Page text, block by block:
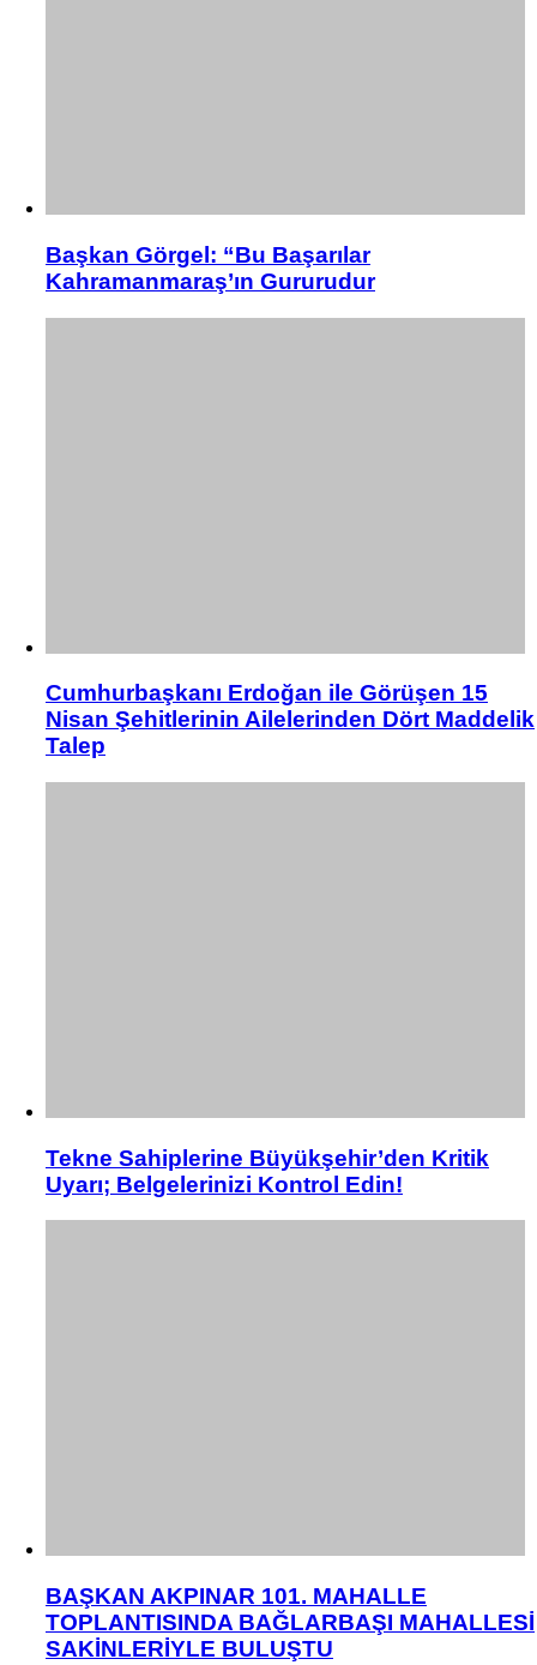
Başkan Görgel: “Bu Başarılar
Kahramanmaraş’ın Gururudur
Cumhurbaşkanı Erdoğan ile Görüşen 15
Nisan Şehitlerinin Ailelerinden Dört Maddelik
Talep
Tekne Sahiplerine Büyükşehir’den Kritik
Uyarı; Belgelerinizi Kontrol Edin!
BAŞKAN AKPINAR 101. MAHALLE
TOPLANTISINDA BAĞLARBAŞI MAHALLESİ
SAKİNLERİYLE BULUŞTU